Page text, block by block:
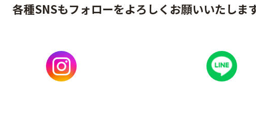
各種SNSもフォローをよろしくお願いいたしま